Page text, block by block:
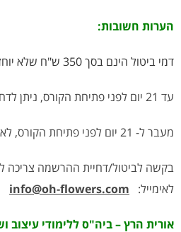
הערות חשובות:
דמי ביטול הינם בסך 350 ש"ח שלא יוחזרו.
עד 21 יום לפני פתיחת הקורס, ניתן לדחות את המועד בזמן זה על בסיס מקום פנוי ללא עלות.
מעבר ל- 21 יום לפני פתיחת הקורס, לא יינתן כל החזר כספי.
בקשה לביטול/דחיית ההרשמה צריכה
לאימייל: info@oh-flowers.com
אורית הרץ – ביה"ס ללימודי עיצוב